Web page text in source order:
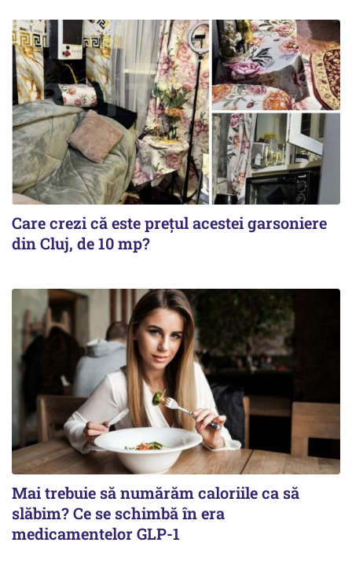
Care crezi că este prețul acestei garsoniere
din Cluj, de 10 mp?
Mai trebuie să numărăm caloriile ca să
slăbim? Ce se schimbă în era
medicamentelor GLP-1